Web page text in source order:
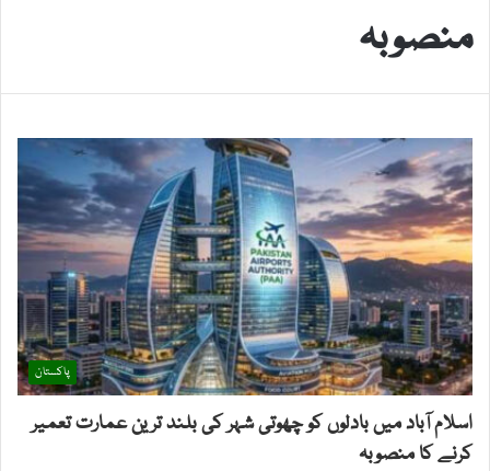
منصوبہ
پاکستان
اسلام آباد میں بادلوں کو چھوتی شہر کی بلند ترین عمارت تعمیر
کرنے کا منصوبہ